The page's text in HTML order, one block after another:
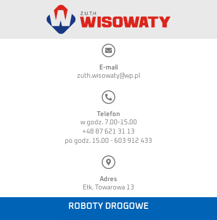
E-mail
zuth.wisowaty@wp.pl
Telefon
w godz. 7.00-15.00
+48 87 621 31 13
po godz. 15.00 - 603 912 433
Adres
Ełk, Towarowa 13
ROBOTY DROGOWE